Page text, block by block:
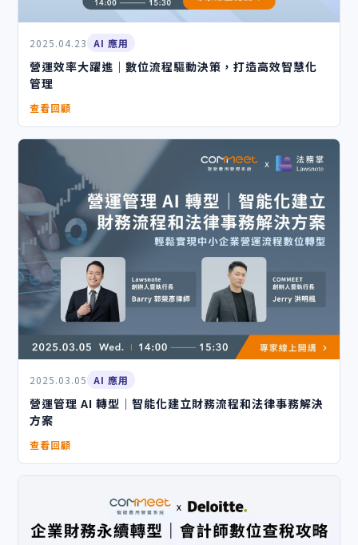
2025.04.23 AI 應用
營運效率大躍進｜數位流程驅動決策，打造高效智慧化
管理
查看回顧
2025.03.05 AI 應用
營運管理 AI 轉型｜智能化建立財務流程和法律事務解決
方案
查看回顧